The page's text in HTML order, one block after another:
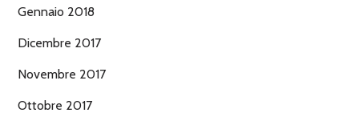
Gennaio 2018
Dicembre 2017
Novembre 2017
Ottobre 2017